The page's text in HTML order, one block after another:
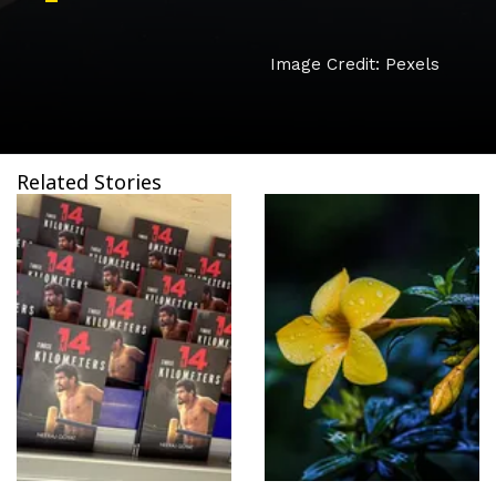
Image Credit: Pexels
Related Stories